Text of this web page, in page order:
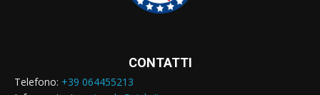
CONTATTI
Telefono: +39 064455213